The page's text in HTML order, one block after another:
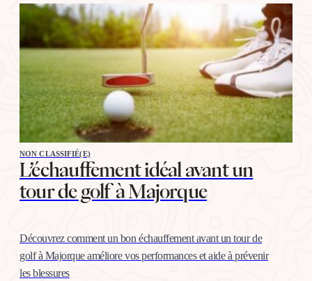
NON CLASSIFIÉ(E)
L’échauffement idéal avant un
tour de golf à Majorque
Découvrez comment un bon échauffement avant un tour de
golf à Majorque améliore vos performances et aide à prévenir
les blessures